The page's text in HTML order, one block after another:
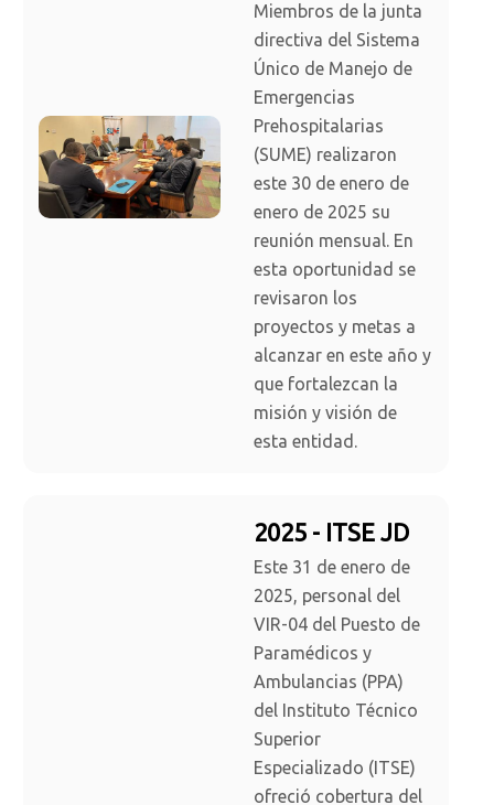
Miembros de la junta
directiva del Sistema
Único de Manejo de
Emergencias
Prehospitalarias
(SUME) realizaron
este 30 de enero de
enero de 2025 su
reunión mensual. En
esta oportunidad se
revisaron los
proyectos y metas a
alcanzar en este año y
que fortalezcan la
misión y visión de
esta entidad.
2025 - ITSE JD
Este 31 de enero de
2025, personal del
VIR-04 del Puesto de
Paramédicos y
Ambulancias (PPA)
del Instituto Técnico
Superior
Especializado (ITSE)
ofreció cobertura del